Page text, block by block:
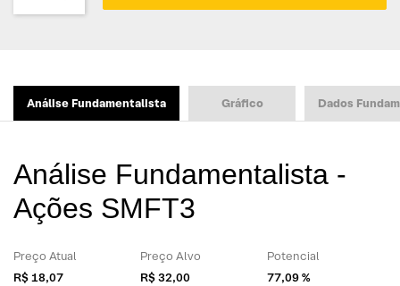
Análise Fundamentalista Gráfico Dados
Análise Fundamentalista -
Ações SMFT3
Preço Atual
R$ 18,07
Preço Alvo
R$ 32,00
Potencial
77,09 %